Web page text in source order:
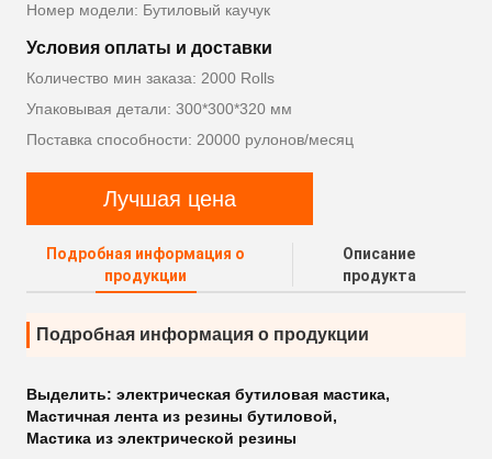
Номер модели: Бутиловый каучук
Условия оплаты и доставки
Количество мин заказа: 2000 Rolls
Упаковывая детали: 300*300*320 мм
Поставка способности: 20000 рулонов/месяц
Лучшая цена
Подробная информация о
продукции
Описание
продукта
Подробная информация о продукции
Выделить: электрическая бутиловая мастика,
Мастичная лента из резины бутиловой,
Мастика из электрической резины